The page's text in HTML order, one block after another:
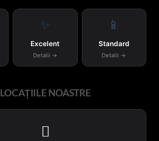
✨
Excelent
Detalii →
📱
Standard
Detalii →
LOCAȚIILE NOASTRE
